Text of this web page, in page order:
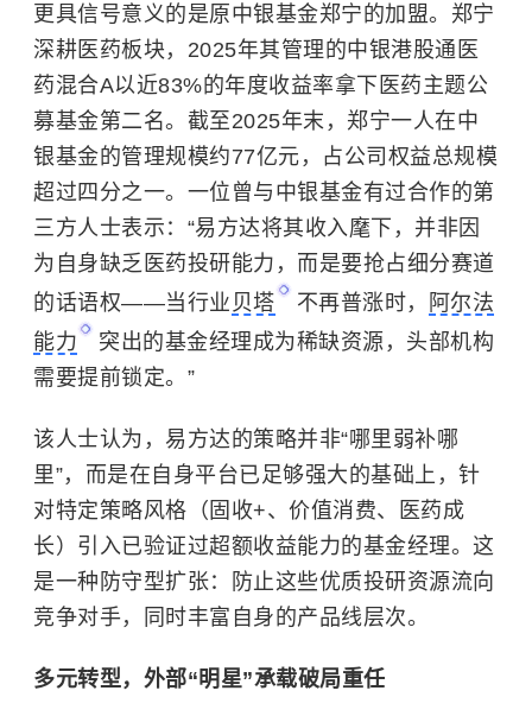
更具信号意义的是原中银基金郑宁的加盟。郑宁
深耕医药板块，2025年其管理的中银港股通医
药混合A以近83%的年度收益率拿下医药主题公
募基金第二名。截至2025年末，郑宁一人在中
银基金的管理规模约77亿元，占公司权益总规模
超过四分之一。一位曾与中银基金有过合作的第
三方人士表示：“易方达将其收入麾下，并非因
为自身缺乏医药投研能力，而是要抢占细分赛道
的话语权——当行业 贝塔 不再普涨时，
阿尔法
能力
突出的基金经理成为稀缺资源，头部机构
需要提前锁定。”
该人士认为，易方达的策略并非“哪里弱补哪
里”，而是在自身平台已足够强大的基础上，针
对特定策略风格（固收+、价值消费、医药成
长）引入已验证过超额收益能力的基金经理。这
是一种防守型扩张：防止这些优质投研资源流向
竞争对手，同时丰富自身的产品线层次。
多元转型，外部“明星”承载破局重任